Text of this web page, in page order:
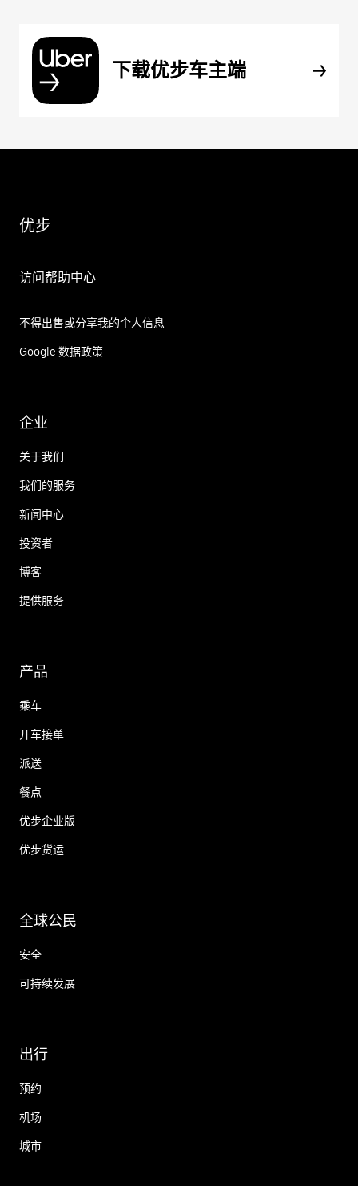
下载优步车主端
优步
访问帮助中心
不得出售或分享我的个人信息
Google 数据政策
企业
关于我们
我们的服务
新闻中心
投资者
博客
提供服务
产品
乘车
开车接单
派送
餐点
优步企业版
优步货运
全球公民
安全
可持续发展
出行
预约
机场
城市